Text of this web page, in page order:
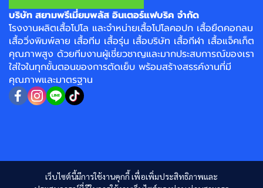
เว็บไซต์นี้มีการใช้งานคุกกี้ เพื่อเพิ่มประสิทธิภาพและ
บริษัท สยามพรีเมี่ยมพลัส อินเตอร์แฟบริค จำกัด
โรงงานผลิตเสื้อโปโล และจำหน่ายเสื้อโปโลคอปก เสื้อยืดคอกลม
เสื้อวิ่งพิมพ์ลาย เสื้อทีม เสื้อรุ่น เสื้อบริษัท เสื้อกีฬา เสื้อแจ็คเก็ต
คุณภาพสูง ด้วยทีมงานผู้เชี่ยวชาญและมากประสบการณ์ของเรา
ใส่ใจในทุกขั้นตอนของการตัดเย็บ พร้อมสร้างสรรค์งานที่มี
คุณภาพและมาตรฐาน